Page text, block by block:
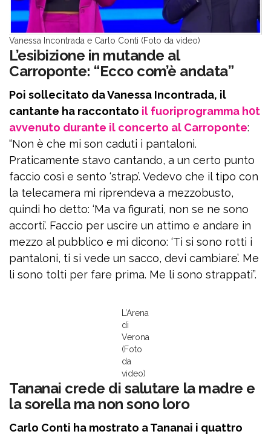
Vanessa Incontrada e Carlo Conti (Foto da video)
L’esibizione in mutande al
Carroponte: “Ecco com’è andata”
Poi sollecitato da Vanessa Incontrada, il
cantante ha raccontato il fuoriprogramma h0t
avvenuto durante il concerto al Carroponte:
“Non è che mi son caduti i pantaloni.
Praticamente stavo cantando, a un certo punto
faccio così e sento ‘strap’. Vedevo che il tipo con
la telecamera mi riprendeva a mezzobusto,
quindi ho detto: ‘Ma va figurati, non se ne sono
accorti’. Faccio per uscire un attimo e andare in
mezzo al pubblico e mi dicono: ‘Ti si sono rotti i
pantaloni, ti si vede un sacco, devi cambiare’. Me
li sono tolti per fare prima. Me li sono strappati”.
L’Arena
di
Verona
(Foto
da
video)
Tananai crede di salutare la madre e
la sorella ma non sono loro
Carlo Conti ha mostrato a Tananai i quattro